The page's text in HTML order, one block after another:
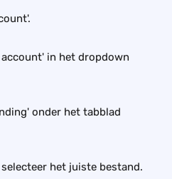
in het dropdown
onder het tabblad
selecteer het juiste bestand.